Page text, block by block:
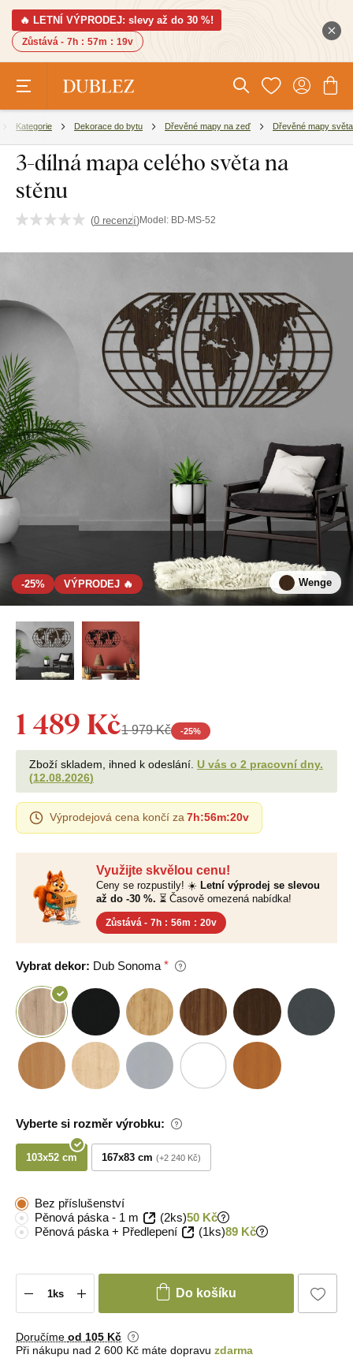
🔥 LETNÍ VÝPRODEJ: slevy až do 30 %!
Zůstává - 7h : 57m : 19v
Kategorie Dekorace do bytu Dřevěné mapy na zeď Dřevěné mapy světa
3-dílná mapa celého světa na
stěnu
(0 recenzí)Model: BD-MS-52
-25% VÝPRODEJ 🔥 Wenge
Využijte skvělou cenu!
Ceny se rozpustily! ☀️ Letní výprodej se slevou
až do -30 %. ⏳ Časově omezená nabídka!
Zůstává - 7h : 56m : 19v
Vybrat dekor: Dub Sonoma
Vyberte si rozměr výrobku:
103x52 cm 167x83 cm +2 240 Kč
1 489 Kč1 979 Kč -25%
Zboží skladem, ihned k odeslání. U vás o 2 pracovní dny.
(12.08.2026)
Výprodejová cena končí za 7h:56m:19v
Bez příslušenství
Pěnová páska - 1 m
(2ks)50 Kč
Pěnová páska + Předlepení
(1ks)89 Kč
Do košíku
Doručíme od 105 Kč
Při nákupu nad 2 600 Kč máte dopravu zdarma